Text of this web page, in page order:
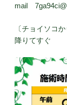
mail
〔チョイソ
降りてすぐ